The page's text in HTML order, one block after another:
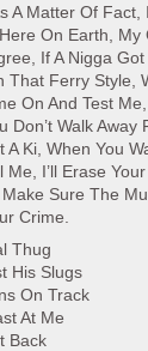
A Matter Of Fact,
On Earth,
If A Nigga Got
That Ferry Style,
On And Test
Don’t Walk
A Ki, When You
Me, I’ll Erase
Sure The
Crime.
Thug
His Slugs
On Track
At Me
Back